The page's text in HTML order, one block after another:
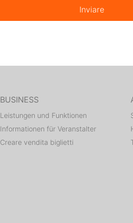
Inviare
BUSINESS
Leistungen und Funktionen
Informationen für Veranstalter
Creare vendita biglietti